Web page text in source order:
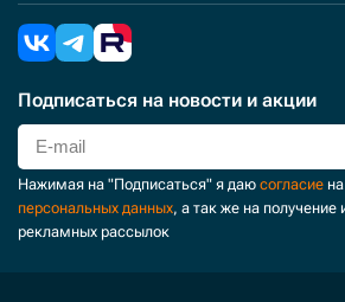
Подписаться на новости и акции
Нажимая на "Подписаться" я даю согласие на
персональных данных, а так же на
рекламных рассылок